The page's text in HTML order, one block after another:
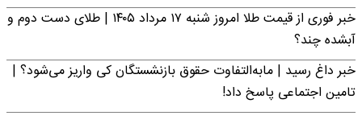
خبر فوری از قیمت طلا امروز شنبه ۱۷ مرداد ۱۴۰۵ | طلای دست دوم و
آبشده چند؟
خبر داغ رسید | مابه‌التفاوت حقوق بازنشستگان کی واریز می‌شود؟ |
تامین اجتماعی پاسخ داد!